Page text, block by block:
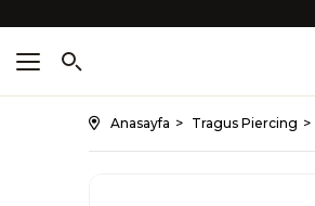
Anasayfa Tragus Piercing